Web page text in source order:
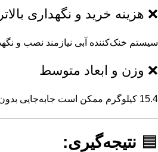
❌ هزینه خرید و نگهداری بالاتر
سیستم خنک‌کننده آبی نیازمند نصب و
❌ وزن و ابعاد متوسط
15.4 کیلوگرم ممکن است جابه‌جایی بدون تجهیزات دشوار باشد.
🟦 نتیجه‌گیری: